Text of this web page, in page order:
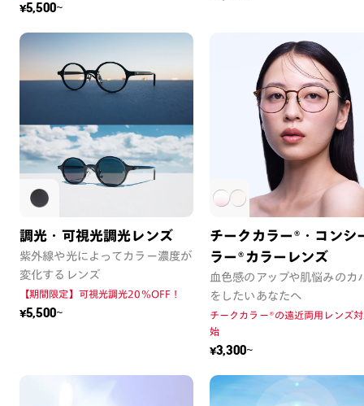
¥5,500~
調光・可視光調光レンズ
紫外線や光によってカラー濃度が
変化するレンズ
【期間限定】可視光調光20%OFF！
¥5,500~
チークカラー®・コンシ
ラー®カラーレンズ
血色感のアップや肌悩みのカ
をしたいあなたへ
チークカラー®の遠近両用レンズ
始
¥3,300~